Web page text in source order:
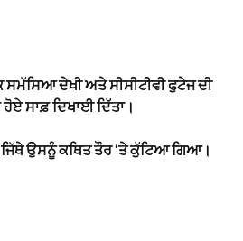
ਦੇਖੀ ਅਤੇ ਸੀਸੀਟੀਵੀ ਫੁਟੇਜ ਦੀ
ਸਾਫ਼ ਦਿਖਾਈ ਦਿੱਤਾ।
ਜਿੱਥੇ ਉਸਨੂੰ ਕਥਿਤ ਤੌਰ ‘ਤੇ ਕੁੱਟਿਆ ਗਿਆ।